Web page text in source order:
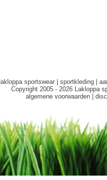
lakloppa sportswear| sportkleding|
Copyright 2005 - 2026 Lakloppa
algemene voorwaarden